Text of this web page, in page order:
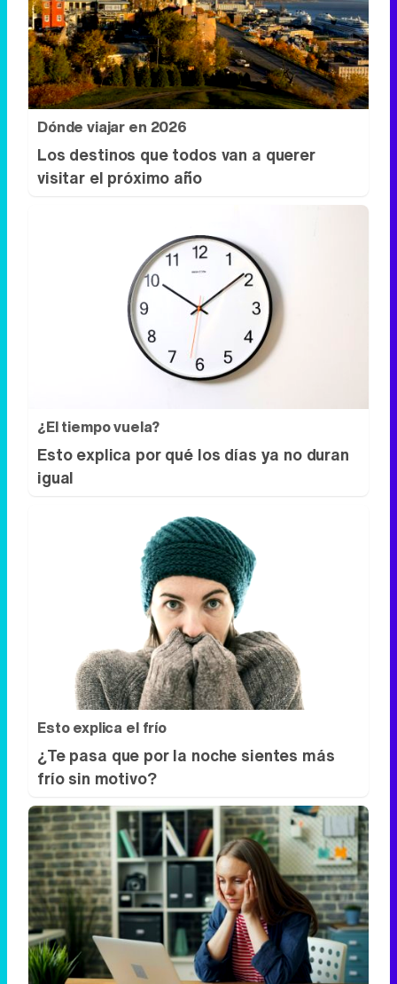
Dónde viajar en 2026
Los destinos que todos van a querer
visitar el próximo año
¿El tiempo vuela?
Esto explica por qué los días ya no duran
igual
Esto explica el frío
¿Te pasa que por la noche sientes más
frío sin motivo?